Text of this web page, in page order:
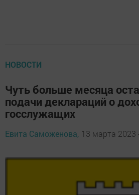
НОВОСТИ
Чуть больше месяца
подачи деклараций о
госслужащих
Евита Саможенова, 13 марта 2023